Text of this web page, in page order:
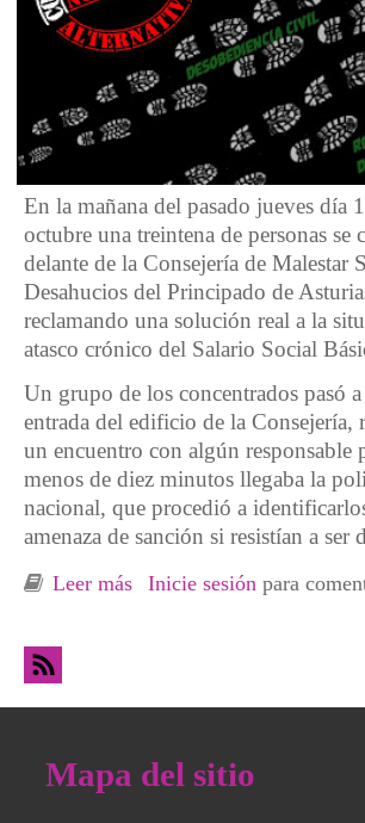
En la mañana del pasado jueves día
octubre una treintena de personas se
delante de la Consejería de Malestar
Desahucios del Principado de
reclamando una solución real a la
atasco crónico del Salario Social
Un grupo de los concentrados pasó
entrada del edificio de la Consejería,
un encuentro con algún responsable
menos de diez minutos llegaba la
nacional, que procedió a
amenaza de sanción si resistían a ser
Leer más sobre Xixón. Día mundial
Inicie sesión para
Mapa del sitio